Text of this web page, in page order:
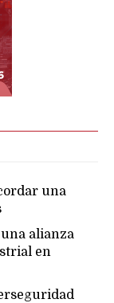
una
alianza
en